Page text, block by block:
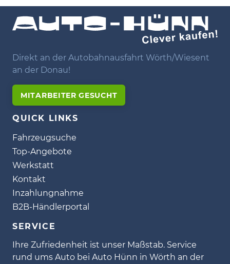
Direkt an der Autobahnausfahrt Wörth/Wiesent
an der Donau!
MITARBEITER GESUCHT
QUICK LINKS
Fahrzeugsuche
Top-Angebote
Werkstatt
Kontakt
Inzahlungnahme
B2B-Händlerportal
SERVICE
Ihre Zufriedenheit ist unser Maßstab. Service
rund ums Auto bei Auto Hünn in Wörth an der